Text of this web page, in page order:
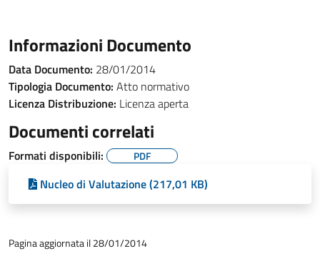
Informazioni Documento
Data Documento: 28/01/2014
Tipologia Documento: Atto normativo
Licenza Distribuzione: Licenza aperta
Documenti correlati
Formati disponibili: PDF
Nucleo di Valutazione (217,01 KB)
Pagina aggiornata il 28/01/2014